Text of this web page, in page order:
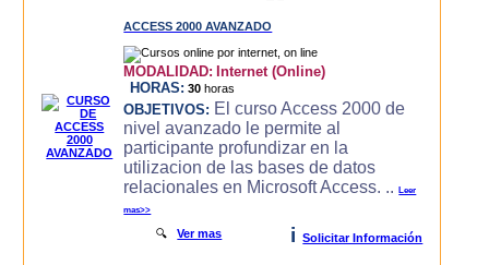
ACCESS 2000 AVANZADO
MODALIDAD: Internet (Online)
HORAS: 30 horas
OBJETIVOS: El curso Access 2000 de
nivel avanzado le permite al
participante profundizar en la
utilizacion de las bases de datos
relacionales en Microsoft Access. ..Leer
mas>>
🔍Ver mas i Solicitar Información